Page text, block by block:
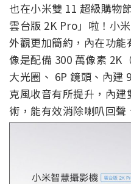
也在小米雙 11 超級購物
雲台版 2K Pro」啦！小
外觀更加簡約，內在功能
像是配備 300 萬像素 2K
大光圈、 6P 鏡頭、內建
克風收音有所提升，內
術，能有效消除喇叭回聲